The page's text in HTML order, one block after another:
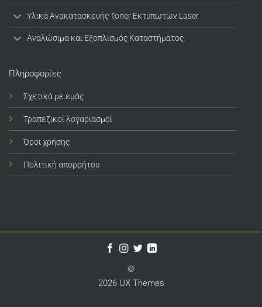
Υλικά Ανακατασκευής Toner Εκτυπωτών Laser
Αναλώσιμα και Εξοπλισμός Καταστήματος
Πληροφορίες
Σχετικά με εμάς
Τραπεζικοί λογαριασμοί
Όροι χρήσης
Πολιτική απορρήτου
©
2026 UX Themes